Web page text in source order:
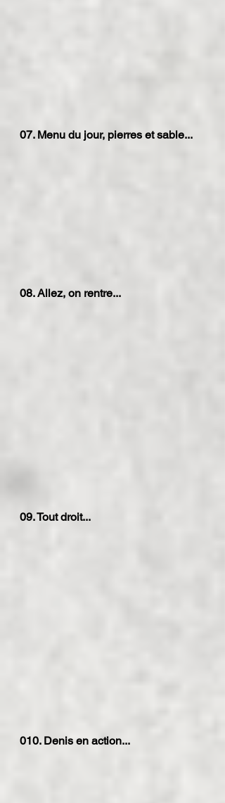
07. Menu du jour, pierres et sable...
08. Allez, on rentre...
09. Tout droit...
010. Denis en action...